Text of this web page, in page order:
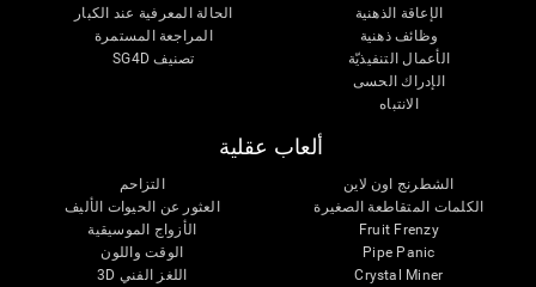
الإعاقة الذهنية
وظائف ذهنية
الأعمال التنفيذيّة
الإدراك الحسى
الانتباه
الحالة المعرفية عند الكبار
المراجعة المستمرة
تصنيف SG4D
ألعاب عقلية
الشطرنج اون لاين
الكلمات المتقاطعة الصغيرة
Fruit Frenzy
Pipe Panic
Crystal Miner
التزاحم
العثور عن الحيوات الأليف
الأزواج الموسيقية
الوقت واللون
اللغز الفني 3D